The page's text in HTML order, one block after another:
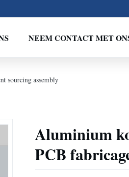
NEEM CONTACT MET
sourcing assembly
Aluminium
PCB